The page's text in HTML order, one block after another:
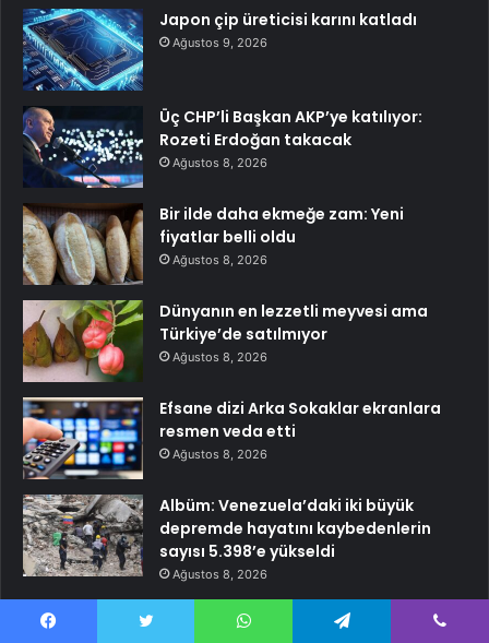
Japon çip üreticisi karını katladı
Ağustos 9, 2026
Üç CHP’li Başkan AKP’ye katılıyor:
Rozeti Erdoğan takacak
Ağustos 8, 2026
Bir ilde daha ekmeğe zam: Yeni
fiyatlar belli oldu
Ağustos 8, 2026
Dünyanın en lezzetli meyvesi ama
Türkiye’de satılmıyor
Ağustos 8, 2026
Efsane dizi Arka Sokaklar ekranlara
resmen veda etti
Ağustos 8, 2026
Albüm: Venezuela’daki iki büyük
depremde hayatını kaybedenlerin
sayısı 5.398’e yükseldi
Ağustos 8, 2026
Erzincan’da Bayram Alışverişi
Hareketlendi